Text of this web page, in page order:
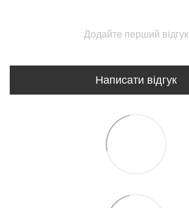
Додайте перший відгук
Написати відгук